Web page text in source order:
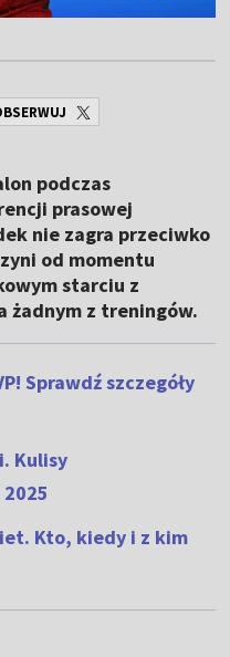
podczas
prasowej
nie zagra przeciwko
od momentu
starciu z
żadnym z treningów.
Sprawdź szczegóły
Kulisy
Kto, kiedy i z kim